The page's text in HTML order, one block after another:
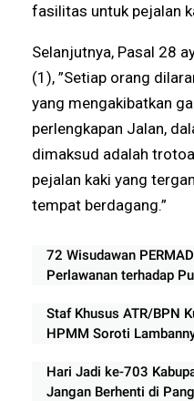
fasilitas untuk pejalan
Selanjutnya, Pasal 28
(1), ”Setiap orang
yang mengakibatkan
perlengkapan Jalan,
dimaksud adalah
pejalan kaki yang
tempat berdagang.”
72 Wisudawan
Perlawanan terhadap
Staf Khusus ATR/BPN
HPMM Soroti
Hari Jadi ke-703
Jangan Berhenti di